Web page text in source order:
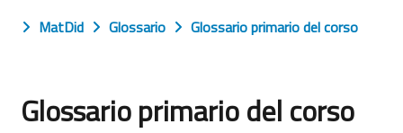
MatDid
Glossario Glossario primario del corso
Glossario primario del corso